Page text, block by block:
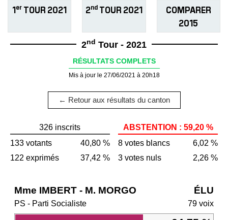
1er TOUR 2021 2ndTOUR 2021
COMPARER
2015
2nd Tour - 2021
RÉSULTATS COMPLETS
Mis à jour le 27/06/2021 à 20h18
← Retour aux résultats du canton
326 inscrits
133 votants
40,80 %
122 exprimés
37,42 %
ABSTENTION : 59,20 %
8 votes blancs
6,02 %
3 votes nuls
2,26 %
Mme IMBERT - M. MORGO ÉLU
PS - Parti Socialiste 79 voix